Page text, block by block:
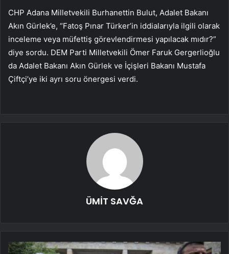
CHP Adana Milletvekili Burhanettin Bulut, Adalet Bakanı
Akın Gürlek’e, “Fatoş Pınar Türker’in iddialarıyla ilgili olarak
inceleme veya müfettiş görevlendirmesi yapılacak mıdır?”
diye sordu. DEM Parti Milletvekili Ömer Faruk Gergerlioğlu
da Adalet Bakanı Akın Gürlek ve İçişleri Bakanı Mustafa
Çiftçi’ye iki ayrı soru önergesi verdi.
ÜMİT SAVĞA